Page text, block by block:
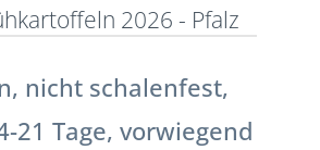
2026 - Pfalz
nicht schalenfest,
21 Tage, vorwiegend